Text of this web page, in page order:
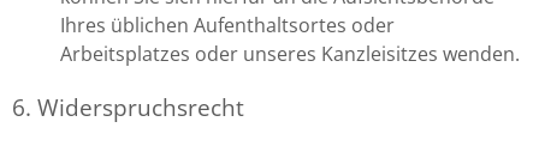
Ihres üblichen Aufenthaltsortes oder
Arbeitsplatzes oder unseres Kanzleisitzes wenden.
6. Widerspruchsrecht